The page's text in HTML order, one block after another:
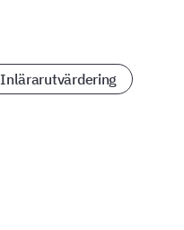
Inlärarutvärdering